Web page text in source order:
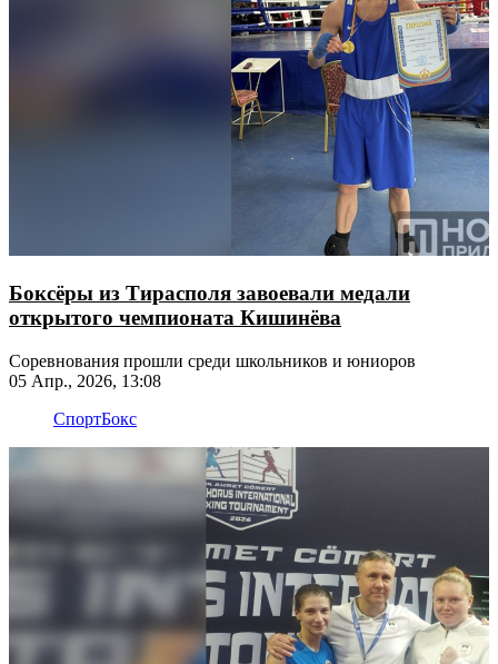
Боксёры из Тирасполя завоевали медали
открытого чемпионата Кишинёва
Соревнования прошли среди школьников и юниоров
05 Апр., 2026, 13:08
СпортБокс